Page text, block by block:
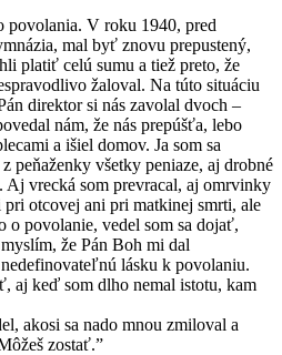
povolania. V roku 1940, pred
mal byť znovu prepustený,
platiť celú sumu a tiež preto, že
žaloval. Na túto situáciu
direktor si nás zavolal dvoch –
nám, že nás prepúšťa, lebo
a išiel domov. Ja som sa
peňaženky všetky peniaze, aj drobné
vrecká som prevracal, aj omrvinky
otcovej ani pri matkinej smrti, ale
o povolanie, vedel som sa dojať,
že Pán Boh mi dal
lásku k povolaniu.
aj keď som dlho nemal istotu, kam
akosi sa nado mnou zmiloval a
zostať.”